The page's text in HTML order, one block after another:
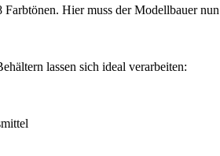
Hier muss der Modellbauer
lassen sich ideal verarbeiten: